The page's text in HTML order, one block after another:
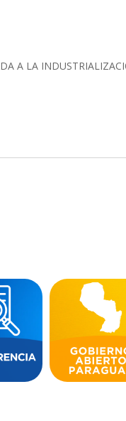
A LA